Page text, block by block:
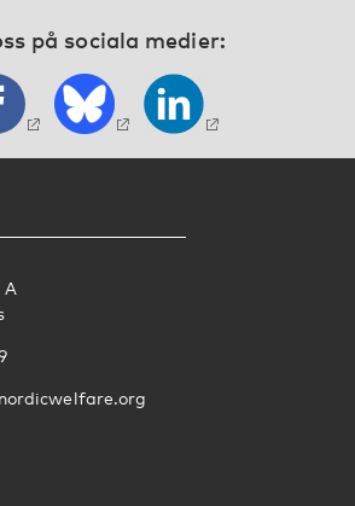
på sociala medier:
A